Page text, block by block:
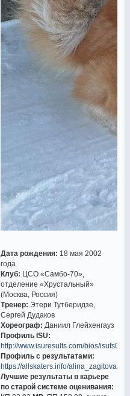
Дата рождения: 18 мая 2002
года
Клуб: ЦСО «Самбо-70»,
отделение «Хрустальный»
(Москва, Россия)
Тренер: Этери Тутберидзе,
Сергей Дудаков
Хореограф: Даниил Глейхенгауз
Профиль ISU:
http://www.isuresults.com/bios/
Профиль с результатами:
https://allskaters.info/alina_zagitova/
Лучшие результаты в карьере
по старой системе оценивания: